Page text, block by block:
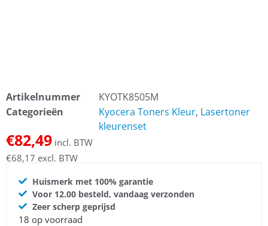
Artikelnummer
KYOTK8505M
Categorieën
Kyocera Toners Kleur, Lasertoner
kleurenset
€82,49 incl. BTW
€68,17 excl. BTW
Huismerk met 100% garantie
Voor 12.00 besteld, vandaag verzonden
Zeer scherp geprijsd
18 op voorraad